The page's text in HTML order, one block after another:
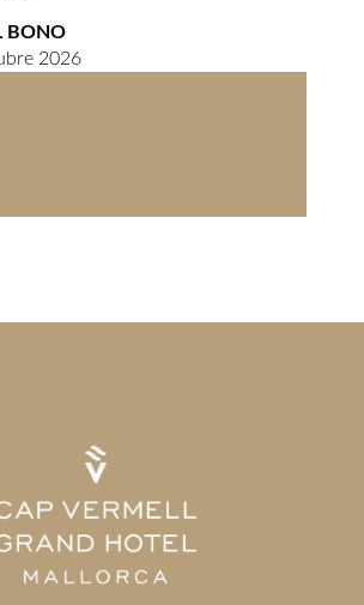
BONO
2026